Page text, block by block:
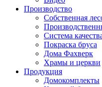
Производство
Собственная
Система
Покраска бруса
Дома Фахверк
Храмы и церкви
Продукция
Домокомплекты